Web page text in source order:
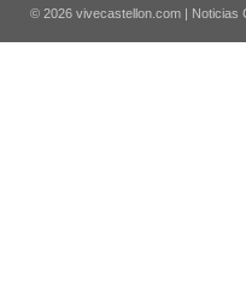
© 2026 vivecastellon.com | Noticias